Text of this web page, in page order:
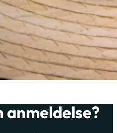
anmeldelse?